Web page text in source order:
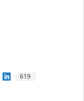
619